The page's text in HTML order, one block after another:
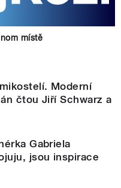
místě
Moderní
čtou Jiří Schwarz a
Gabriela
jsou inspirace